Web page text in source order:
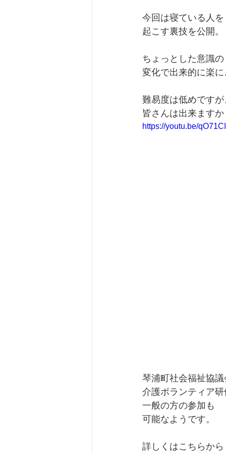
今回は寝ている人を
起こす裏技を公開。
ちょっとした意識の
変化で出来的に楽
難易度は低めですが
皆さんは出来ますか
https://youtu.be/
琴浦町社会福祉協議
介護ボランティア研
一般の方の参加も
可能なようです。
詳しくはこちらから